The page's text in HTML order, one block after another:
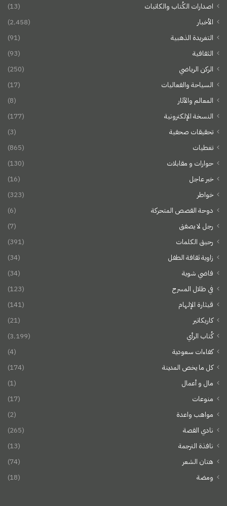
اصدارات الكُتاب والكاتبات
(13)
الأخبار
(2٬458)
التغريدة الذهبية
(91)
الثقافية
(93)
الركن الرياضي
(250)
السياحة والفعاليات
(17)
المعالم والآثار
(8)
النسخة الإلكترونية
(177)
تحقيقات صحفية
(3)
تغطيات
(865)
حوارات و مقابلات
(130)
خبر عاجل
(16)
خواطر
(323)
دوحة القصص المتحركة
(6)
رجل لا يصفق
(7)
رحيق الكلمات
(391)
زاوية ثقافة الطفل
(34)
فاضي شوية
(34)
في ظلال المسرح
(123)
قيثارة الإلهام
(141)
كاريكاتير
(21)
كُتاب الرأي
(3٬199)
كفاءات سعودية
(4)
كل ما يخص المدينة
(174)
مال و أعمال
(1)
منوعات
(17)
مواهب واعدة
(2)
نادي القصة
(265)
نافذة الترجمة
(13)
هتان الشعر
(74)
ومضة
(18)